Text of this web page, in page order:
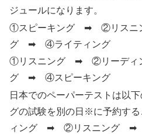
ジュールになります。
①スピーキング ➡ ②リス
グ ➡ ④ライティング
①リスニング ➡ ②リーデ
グ ➡ ④スピーキング
日本でのペーパーテストは以
グの試験を別の日※に予約す
ィング ➡ ②リスニング